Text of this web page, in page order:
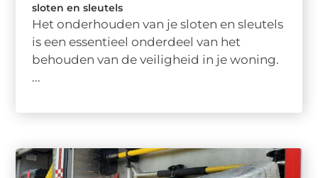
sloten en sleutels
Het onderhouden van je sloten en sleutels
is een essentieel onderdeel van het
behouden van de veiligheid in je woning.
...